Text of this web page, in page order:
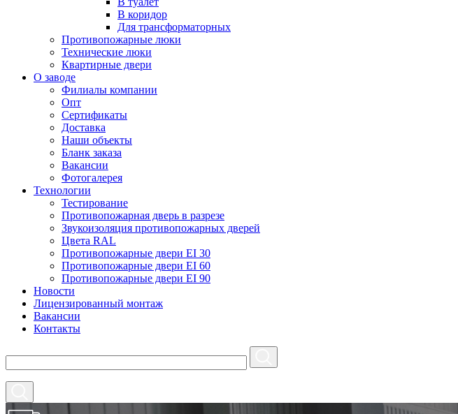
В коридор
Для трансформаторных
Противопожарные люки
Технические люки
Квартирные двери
О заводе
Филиалы компании
Опт
Сертификаты
Доставка
Наши объекты
Бланк заказа
Вакансии
Фотогалерея
Технологии
Тестирование
Противопожарная дверь в разрезе
Звукоизоляция противопожарных дверей
Цвета RAL
Противопожарные двери EI 30
Противопожарные двери EI 60
Противопожарные двери EI 90
Новости
Лицензированный монтаж
Вакансии
Контакты